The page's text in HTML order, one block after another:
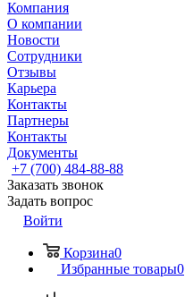
Компания
О компании
Новости
Сотрудники
Отзывы
Карьера
Контакты
Партнеры
Контакты
Документы
+7 (700) 484-88-88
Заказать звонок
Задать вопрос
Войти
Корзина0
Избранные товары0